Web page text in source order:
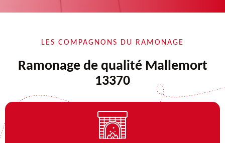
LES COMPAGNONS DU RAMONAGE
Ramonage de qualité Mallemort
13370